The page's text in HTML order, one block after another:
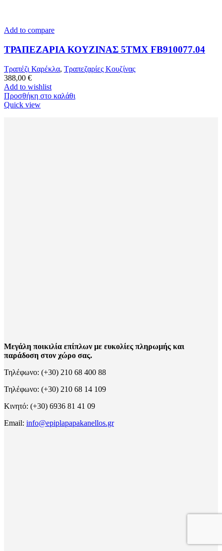
Add to compare
ΤΡΑΠΕΖΑΡΙΑ ΚΟΥΖΙΝΑΣ 5ΤΜΧ FB910077.04
Τραπέζι Καρέκλα, Τραπεζαρίες Κουζίνας
388,00 €
Add to wishlist
Προσθήκη στο καλάθι
Quick view
Μεγάλη ποικιλία επίπλων με ευκολίες πληρωμής και
παράδοση στον χώρο σας.
Τηλέφωνο: (+30) 210 68 400 88
Τηλέφωνο: (+30) 210 68 14 109
Κινητό: (+30) 6936 81 41 09
Email: info@epiplapapakanellos.gr